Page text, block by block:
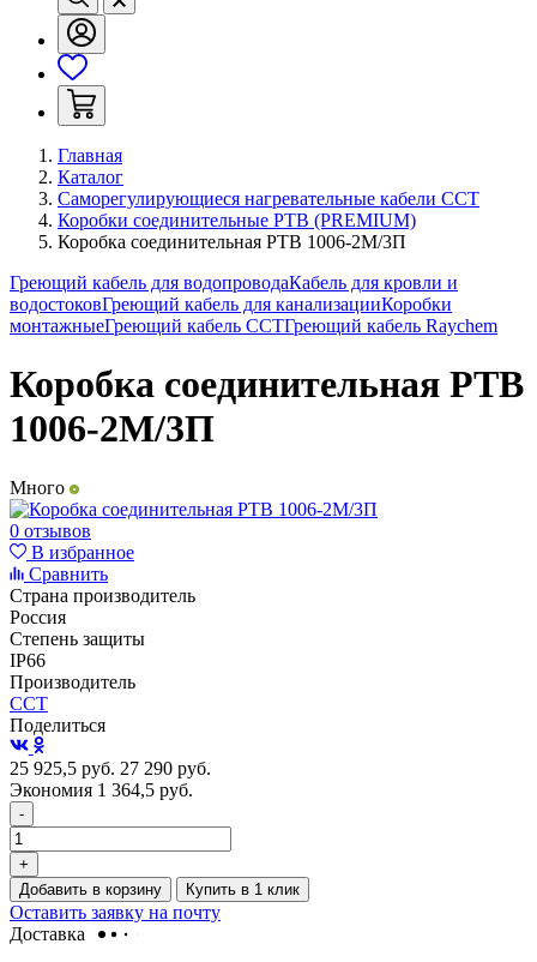
Главная
Каталог
Саморегулирующиеся нагревательные кабели ССТ
Коробки соединительные РТВ (PREMIUM)
Коробка соединительная РТВ 1006-2М/3П
Греющий кабель для водопроводаКабель для кровли и
водостоковГреющий кабель для канализацииКоробки
монтажныеГреющий кабель ССТГреющий кабель Raychem
Коробка соединительная РТВ
1006-2М/3П
Много
0 отзывов
В избранное
Сравнить
Страна производитель
Россия
Степень защиты
IP66
Производитель
ССТ
Поделиться
25 925,5 руб. 27 290 руб.
Экономия 1 364,5 руб.
-
+
Добавить в корзину
Купить в 1 клик
Оставить заявку на почту
Доставка